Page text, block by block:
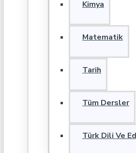
Kimya
Matematik
Tarih
Tüm Dersler
Türk Dili Ve